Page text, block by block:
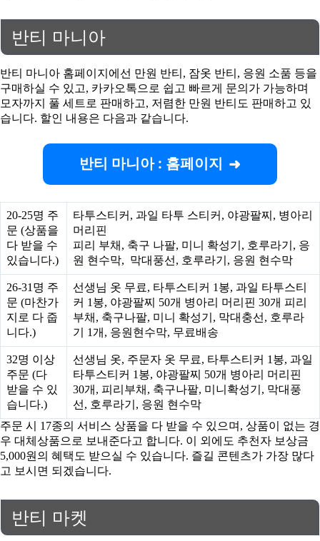
반티 마니아
반티 마니아 홈페이지에선 만원 반티, 잠옷 반티, 응원 소품 등을
구매하실 수 있고, 카카오톡으로 쉽고 빠르게 문의가 가능하며
모자까지 풀 세트로 판매하고, 저렴한 만원 반티도 판매하고 있
습니다. 할인 내용은 다음과 같습니다.
반티 마니아 : 홈페이지
20-25명 주
문 (상품을
다 받을 수
있습니다.)
타투스티커, 과일 타투 스티커, 야광팔찌, 병아리
머리핀
피리 부채, 축구 나팔, 미니 확성기, 호루라기, 응
원 현수막, 막대풍선, 호루라기, 응원 현수막
26-31명 주
문 (마찬가
지로 다 줍
니다.)
선생님 옷 무료, 타투스티커 1봉, 과일 타투스티
커 1봉, 야광팔찌 50개 병아리 머리핀 30개 피리
부채, 축구나팔, 미니 확성기, 막대충선, 호루라
기 1개, 응원현수막, 무료배송
32명 이상
주문 (다
받을 수 있
습니다.)
선생님 옷, 주문자 옷 무료, 타투스티커 1봉, 과일
타투스티커 1봉, 야광팔찌 50개 병아리 머리핀
30개, 피리부채, 축구나팔, 미니확성기, 막대풍
선, 호루라기, 응원 현수막
주문 시 17종의 서비스 상품을 다 받을 수 있으며, 상품이 없는 경
우 대체상품으로 보내준다고 합니다. 이 외에도 추천자 보상금
5,000원의 혜택도 받으실 수 있습니다. 즐길 콘텐츠가 가장 많다
고 보시면 되겠습니다.
반티 마켓